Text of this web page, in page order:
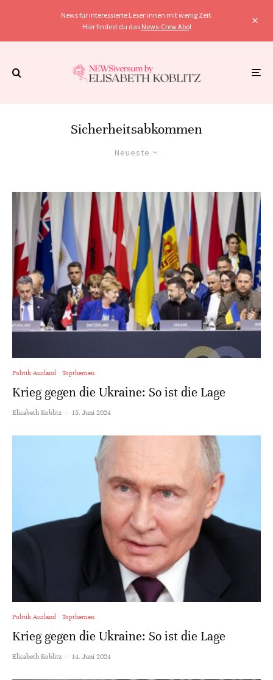
News für interessierte Leser:innen mit wenig Zeit.
Hier findest du das News-Crew Abo!
Sicherheitsabkommen
Neueste
Politik Ausland Topthemen
Krieg gegen die Ukraine: So ist die Lage
Elisabeth Koblitz · 15. Juni 2024
Politik Ausland Topthemen
Krieg gegen die Ukraine: So ist die Lage
Elisabeth Koblitz · 14. Juni 2024